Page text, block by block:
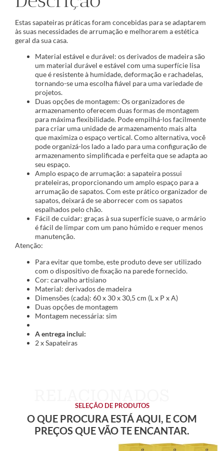
Estas sapateiras práticas foram concebidas para se adaptarem
às suas necessidades de arrumação e melhorarem a estética
geral da sua casa.
Material estável e durável: os derivados de madeira são
um material durável e estável com uma superfície lisa
que é resistente à humidade, deformação e rachadelas,
tornando-se uma escolha fiável para uma variedade de
projetos.
Duas opções de montagem: Os organizadores de
armazenamento oferecem duas formas de montagem
para máxima flexibilidade. Pode empilhá-los facilmente
para criar uma unidade de armazenamento mais alta
que maximiza o espaço vertical. Como alternativa, você
pode organizá-los lado a lado para uma configuração de
armazenamento simplificada e perfeita que se adapta ao
seu espaço.
Amplo espaço de arrumação: a sapateira possui
prateleiras, proporcionando um amplo espaço para a
arrumação de sapatos. Com este prático organizador de
sapatos, deixará de se aborrecer com os sapatos
espalhados pelo chão.
Fácil de cuidar: graças à sua superfície suave, o armário
é fácil de limpar com um pano húmido e requer menos
manutenção.
Atenção:
Para evitar que tombe, este produto deve ser utilizado
com o dispositivo de fixação na parede fornecido.
Cor: carvalho artisiano
Material: derivados de madeira
Dimensões (cada): 60 x 30 x 30,5 cm (L x P x A)
Duas opções de montagem
Montagem necessária: sim
A entrega inclui:
2 x Sapateiras
SELEÇÃO DE PRODUTOS
O QUE PROCURA ESTÁ AQUI, E COM
PREÇOS QUE VÃO TE ENCANTAR.